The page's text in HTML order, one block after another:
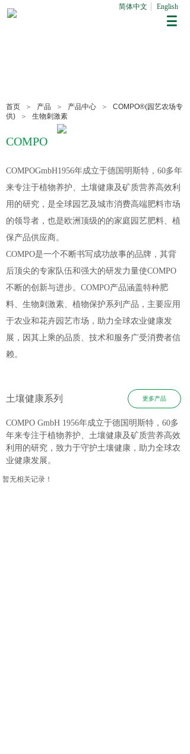
首页 ＞ 产品 ＞ 产品中心 ＞
COMPO®(园艺农场专
供)
＞ 生物刺激素
COMPO
COMPOGmbH1956年成立于德国明斯特，60多年
来专注于植物养护、土壤健康及矿质营养高效利
用的研究，是全球园艺及城市消费高端肥料市场
的领导者，也是欧洲顶级的的家庭园艺肥料、植
保产品供应商。
COMPO是一个不断书写成功故事的品牌，其背
后顶尖的专家队伍和强大的研发力量使COMPO
不断的创新与进步。COMPO产品涵盖特种肥
料、生物刺激素、植物保护系列产品，主要应用
于农业和花卉园艺市场，助力全球农业健康发
展，因其上乘的品质、技术和服务广受消费者信
赖。
更多产品
土壤健康系列
COMPO GmbH 1956年成立于德国明斯特，60多
年来专注于植物养护、土壤健康及矿质营养高效
利用的研究，致力于守护土壤健康，助力全球农
业健康发展。
暂无相关记录！
简体中文 English